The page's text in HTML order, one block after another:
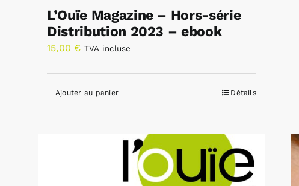
L’Ouïe Magazine – Hors-série
Distribution 2023 – ebook
15,00 € TVA incluse
Ajouter au panier Détails